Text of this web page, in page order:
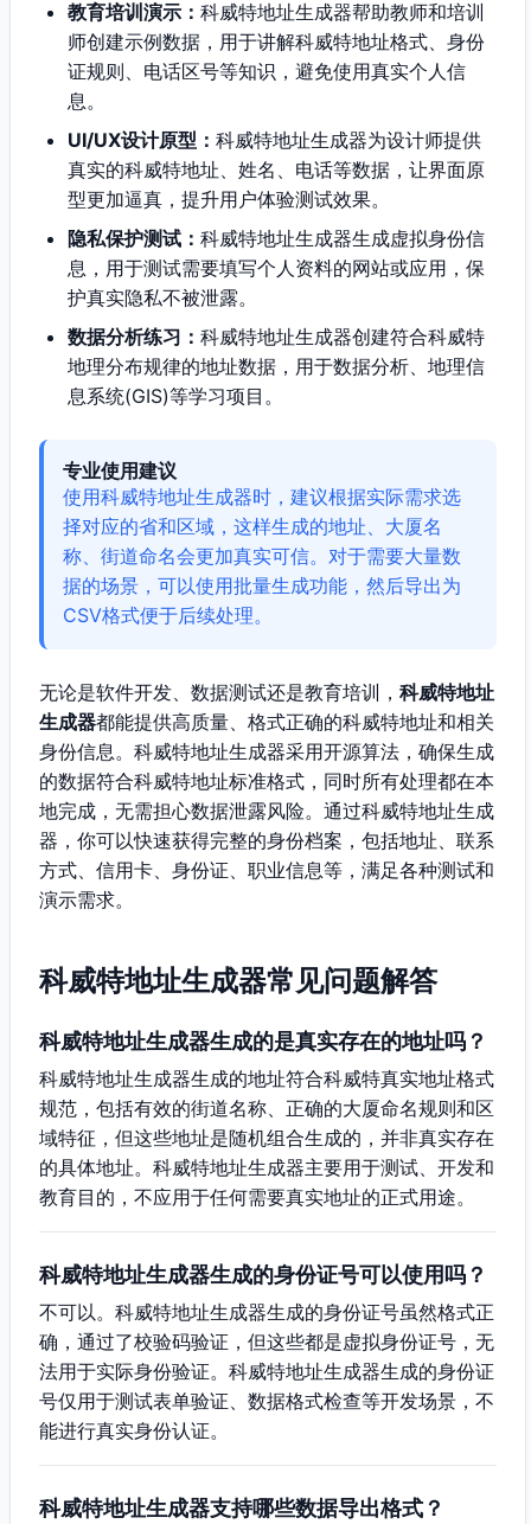
教育培训演示： 科威特地址生成器帮助教师和培训
师创建示例数据，用于讲解科威特地址格式、身份
证规则、电话区号等知识，避免使用真实个人信
息。
UI/UX设计原型： 科威特地址生成器为设计师提供
真实的科威特地址、姓名、电话等数据，让界面原
型更加逼真，提升用户体验测试效果。
隐私保护测试： 科威特地址生成器生成虚拟身份信
息，用于测试需要填写个人资料的网站或应用，保
护真实隐私不被泄露。
数据分析练习： 科威特地址生成器创建符合科威特
地理分布规律的地址数据，用于数据分析、地理信
息系统(GIS)等学习项目。
专业使用建议
使用科威特地址生成器时，建议根据实际需求选
择对应的省和区域，这样生成的地址、大厦名
称、街道命名会更加真实可信。对于需要大量数
据的场景，可以使用批量生成功能，然后导出为
CSV格式便于后续处理。
无论是软件开发、数据测试还是教育培训， 科威特地址
生成器都能提供高质量、格式正确的科威特地址和相关
身份信息。科威特地址生成器采用开源算法，确保生成
的数据符合科威特地址标准格式，同时所有处理都在本
地完成，无需担心数据泄露风险。通过科威特地址生成
器，你可以快速获得完整的身份档案，包括地址、联系
方式、信用卡、身份证、职业信息等，满足各种测试和
演示需求。
科威特地址生成器常见问题解答
科威特地址生成器生成的是真实存在的地址吗？
科威特地址生成器生成的地址符合科威特真实地址格式
规范，包括有效的街道名称、正确的大厦命名规则和区
域特征，但这些地址是随机组合生成的，并非真实存在
的具体地址。科威特地址生成器主要用于测试、开发和
教育目的，不应用于任何需要真实地址的正式用途。
科威特地址生成器生成的身份证号可以使用吗？
不可以。科威特地址生成器生成的身份证号虽然格式正
确，通过了校验码验证，但这些都是虚拟身份证号，无
法用于实际身份验证。科威特地址生成器生成的身份证
号仅用于测试表单验证、数据格式检查等开发场景，不
能进行真实身份认证。
科威特地址生成器支持哪些数据导出格式？